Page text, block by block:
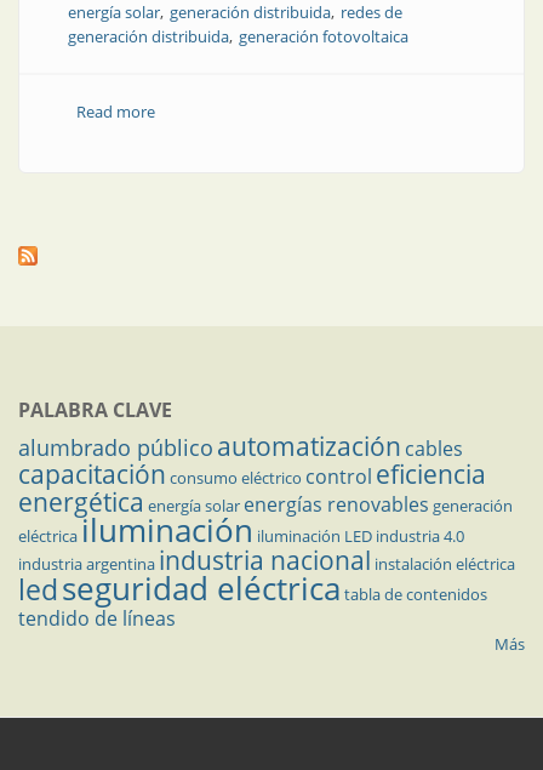
energía solar generación distribuida redes de
generación distribuida generación fotovoltaica
Read moreabout Nota técnica | Generación fotovoltaica
PALABRA CLAVE
alumbrado público automatización cables
capacitación consumo eléctrico control eficiencia
energética energía solar energías renovables generación
eléctricailuminación iluminación LED industria 4.0
industria argentina industria nacional instalación eléctrica
ledseguridad eléctrica tabla de contenidos
tendido de líneas
Más